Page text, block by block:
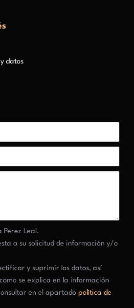
datos
Perez Leal.
a su solicitud de información y/o
y suprimir los datos, así
se explica en la información
en el apartado política de